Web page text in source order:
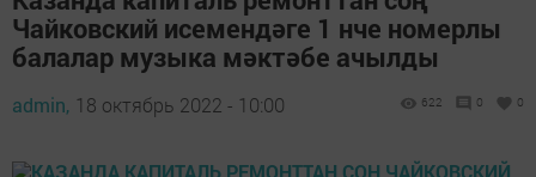
Чайковский исемендәге 1 нче номерлы
балалар музыка мәктәбе ачылды
admin, 18 октябрь 2022 - 10:00 622 0 0